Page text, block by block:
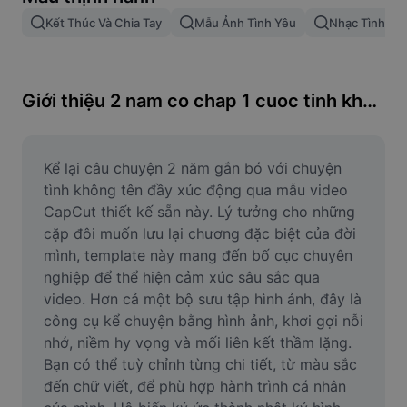
Xóa nền trong hình ảnh
Công cụ nâng cấp hình ảnh
Trình chỉnh sửa ảnh trực tuyến
Công cụ tạo meme
AI Text Remover
AI People Remover
AI Inpainting
Face Cutout
Kết Thúc Và Chia Tay Mẫu Ảnh Tình Yêu Nhạc Tình
Giới thiệu 2 nam co chap 1 cuoc tinh khong ten
Kể lại câu chuyện 2 năm gắn bó với chuyện
tình không tên đầy xúc động qua mẫu video
CapCut thiết kế sẵn này. Lý tưởng cho những
cặp đôi muốn lưu lại chương đặc biệt của đời
mình, template này mang đến bố cục chuyên
nghiệp để thể hiện cảm xúc sâu sắc qua
video. Hơn cả một bộ sưu tập hình ảnh, đây là
công cụ kể chuyện bằng hình ảnh, khơi gợi nỗi
nhớ, niềm hy vọng và mối liên kết thầm lặng.
Bạn có thể tuỳ chỉnh từng chi tiết, từ màu sắc
đến chữ viết, để phù hợp hành trình cá nhân